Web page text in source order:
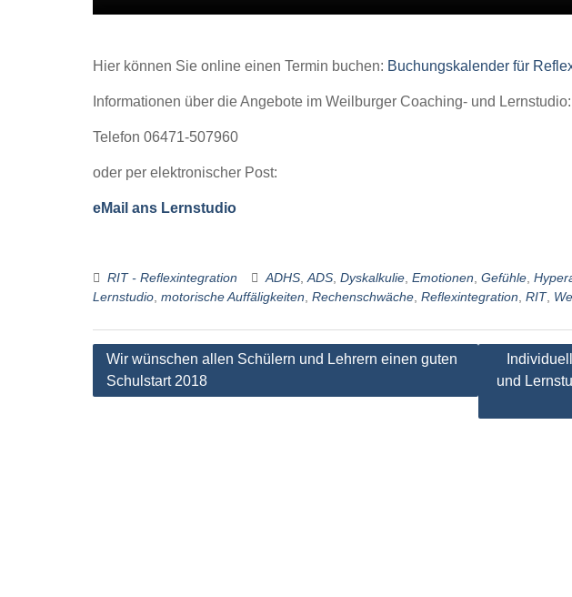
Hier können Sie online einen Termin buchen: Buchungskalender für
Informationen über die Angebote im Weilburger Coaching- und Lernstudio:
Telefon 06471-507960
oder per elektronischer Post:
eMail ans Lernstudio
RIT - Reflexintegration ADHS ADS Dyskalkulie Emotionen Gefühle
Lernstudio motorische Auffäligkeiten Rechenschwäche Reflexintegration RIT,
Beitragsnavigation
Wir wünschen allen Schülern und Lehrern einen guten
Schulstart 2018
und